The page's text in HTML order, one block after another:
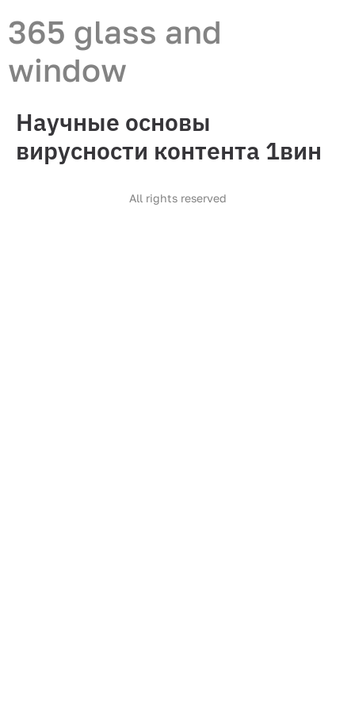
365 glass and
window
Научные основы
вирусности контента 1вин
All rights reserved